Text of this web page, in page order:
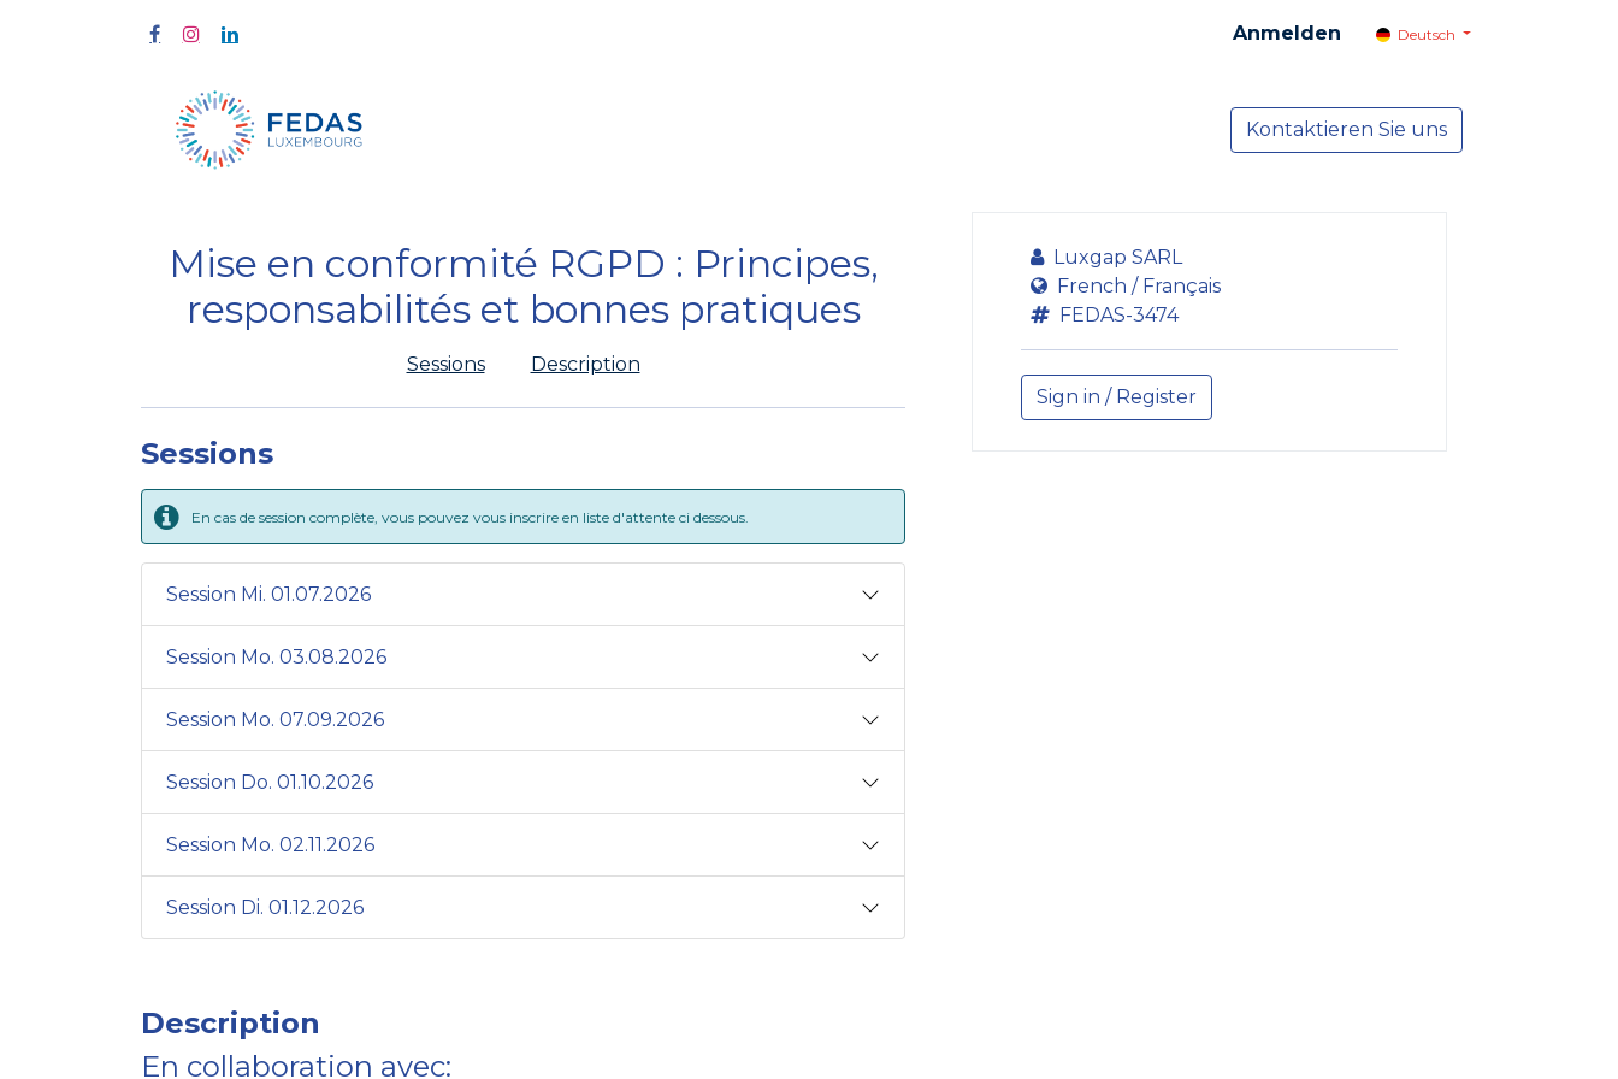
Anmelden Deutsch
NEWS
Kontaktieren Sie uns
Mise en conformité RGPD : Principes,
responsabilités et bonnes pratiques
Sessions Description
Sessions
En cas de session complète, vous pouvez vous inscrire en liste d'attente ci dessous.
Session Mi. 01.07.2026
Session Mo. 03.08.2026
Session Mo. 07.09.2026
Session Do. 01.10.2026
Session Mo. 02.11.2026
Session Di. 01.12.2026
Description
En collaboration avec:
Luxgap SARL
French / Français
FEDAS-3474
Sign in / Register